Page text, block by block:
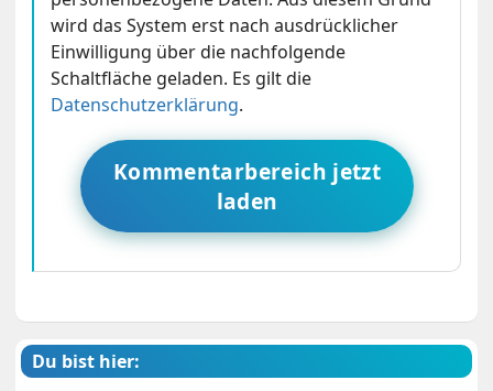
wird das System erst nach ausdrücklicher
Einwilligung über die nachfolgende
Schaltfläche geladen. Es gilt die
Datenschutzerklärung.
Kommentarbereich jetzt
laden
Du bist hier: